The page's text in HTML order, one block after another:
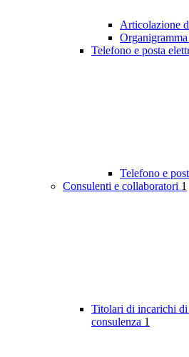
Articolazione
Organigramma
Telefono e posta
Telefono e
Consulenti e collaboratori 1
Titolari di incarichi
consulenza 1